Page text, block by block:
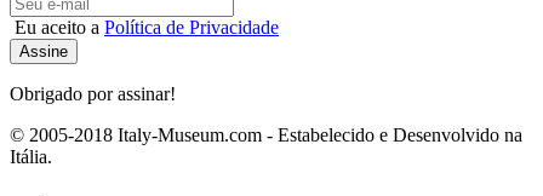
Eu aceito a Política de Privacidade
Obrigado por assinar!
© 2005-2018 Italy-Museum.com - Estabelecido e Desenvolvido na
Itália.